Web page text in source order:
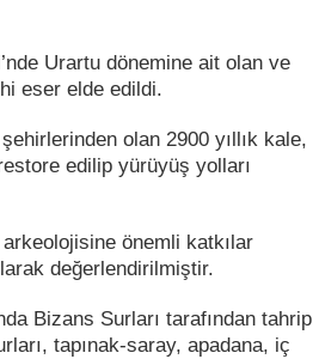
Urartu dönemine ait olan ve
eser elde edildi.
olan 2900 yıllık kale,
edilip yürüyüş yolları
önemli katkılar
değerlendirilmiştir.
Bizans Surları tarafından tahrip
tapınak-saray, apadana, iç